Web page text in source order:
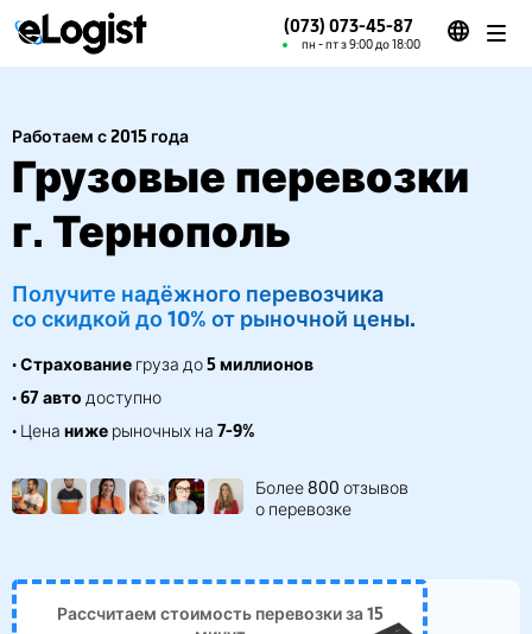
(073) 073-45-87
пн - пт з 9:00 до 18:00
Работаем с 2015 года
Грузовые перевозки
г. Тернополь
Получите надёжного перевозчика
со скидкой до 10% от рыночной цены.
•Страхование груза до5 миллионов
•67 авто доступно
• Цена ниже рыночных на 7-9%
Более 800 отзывов
о перевозке
Рассчитаем стоимость перевозки за 15